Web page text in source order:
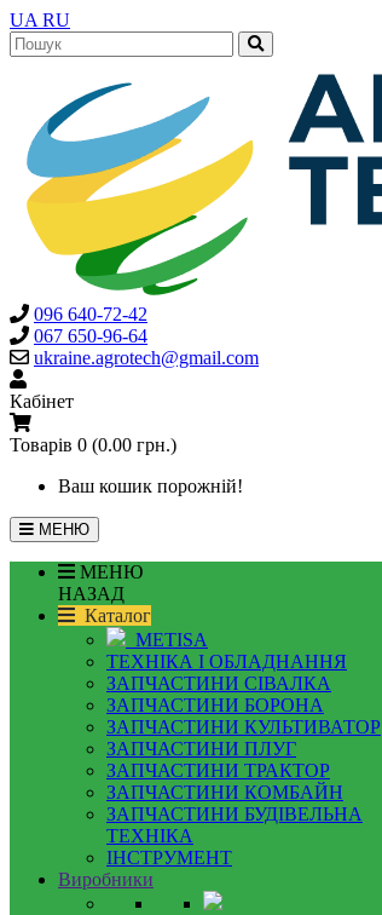
UA RU
096 640-72-42
067 650-96-64
ukraine.agrotech@gmail.com
Кабінет
Товарів 0 (0.00 грн.)
Ваш кошик порожній!
МЕНЮ
МЕНЮ
НАЗАД
Каталог
METISA
ТЕХНІКА І ОБЛАДНАННЯ
ЗАПЧАСТИНИ СІВАЛКА
ЗАПЧАСТИНИ БОРОНА
ЗАПЧАСТИНИ КУЛЬТИВАТОР
ЗАПЧАСТИНИ ПЛУГ
ЗАПЧАСТИНИ ТРАКТОР
ЗАПЧАСТИНИ КОМБАЙН
ЗАПЧАСТИНИ БУДІВЕЛЬНА
ТЕХНІКА
ІНСТРУМЕНТ
Виробники